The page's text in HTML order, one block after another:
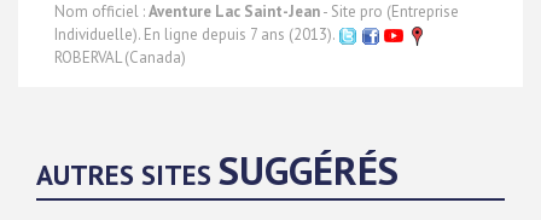
Nom officiel :Aventure Lac Saint-Jean- Site pro (Entreprise
Individuelle). En ligne depuis 7 ans (2013).
ROBERVAL (Canada)
AUTRES SITES SUGGÉRÉS